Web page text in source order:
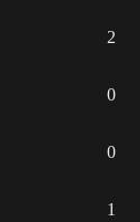
2
0
0
1